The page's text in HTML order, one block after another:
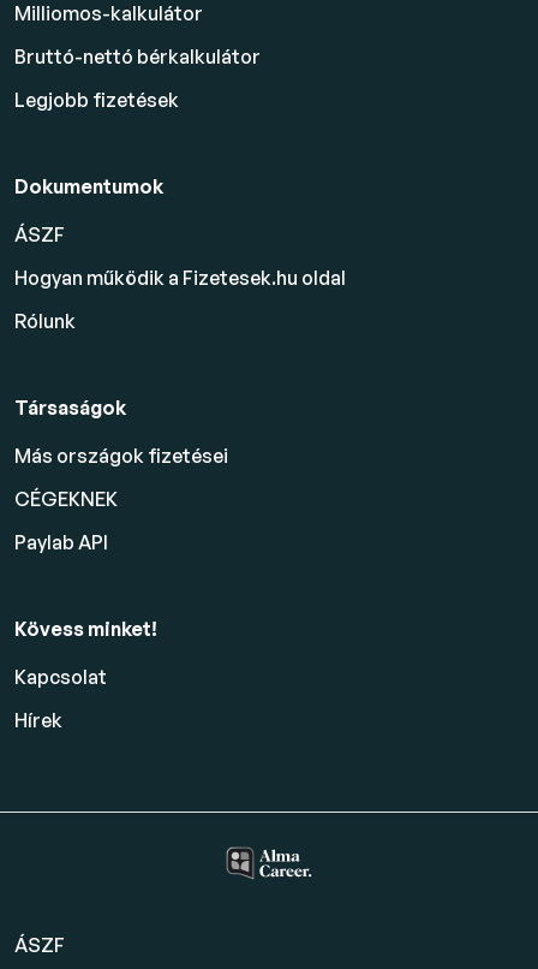
Milliomos-kalkulátor
Bruttó-nettó bérkalkulátor
Legjobb fizetések
Dokumentumok
ÁSZF
Hogyan működik a Fizetesek.hu oldal
Rólunk
Társaságok
Más országok fizetései
CÉGEKNEK
Paylab API
Kövess minket!
Kapcsolat
Hírek
ÁSZF